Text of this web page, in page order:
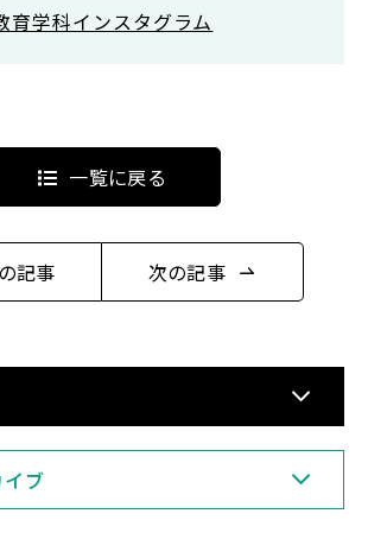
方針
育学科インスタグラム
記事
一覧に戻る
次の記事
ブ